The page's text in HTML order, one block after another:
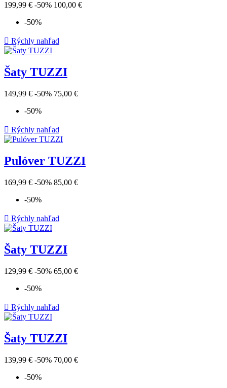
199,99 € -50% 100,00 €
-50%
 Rýchly nahľad
Šaty TUZZI
149,99 € -50% 75,00 €
-50%
 Rýchly nahľad
Pulóver TUZZI
169,99 € -50% 85,00 €
-50%
 Rýchly nahľad
Šaty TUZZI
129,99 € -50% 65,00 €
-50%
 Rýchly nahľad
Šaty TUZZI
139,99 € -50% 70,00 €
-50%